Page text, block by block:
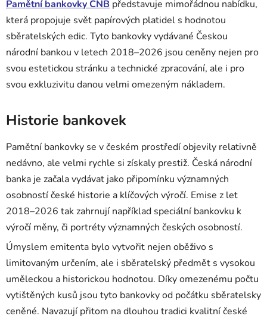
Pamětní bankovky ČNB představuje mimořádnou nabídku,
která propojuje svět papírových platidel s hodnotou
sběratelských edic. Tyto bankovky vydávané Českou
národní bankou v letech 2018–2026 jsou ceněny nejen pro
svou estetickou stránku a technické zpracování, ale i pro
svou exkluzivitu danou velmi omezeným nákladem.
Historie bankovek
Pamětní bankovky se v českém prostředí objevily relativně
nedávno, ale velmi rychle si získaly prestiž. Česká národní
banka je začala vydávat jako připomínku významných
osobností české historie a klíčových výročí. Emise z let
2018–2026 tak zahrnují například speciální bankovku k
výročí měny, či portréty významných českých osobností.
Úmyslem emitenta bylo vytvořit nejen oběživo s
limitovaným určením, ale i sběratelský předmět s vysokou
uměleckou a historickou hodnotou. Díky omezenému počtu
vytištěných kusů jsou tyto bankovky od počátku sběratelsky
ceněné. Navazují přitom na dlouhou tradici kvalitní české